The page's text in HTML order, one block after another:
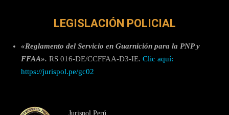
LEGISLACIÓN POLICIAL
«Reglamento del Servicio en Guarnición para la PNP y
FFAA». RS 016-DE/CCFFAA-D3-IE. Clic aquí:
https://jurispol.pe/gc02
Jurispol Perú